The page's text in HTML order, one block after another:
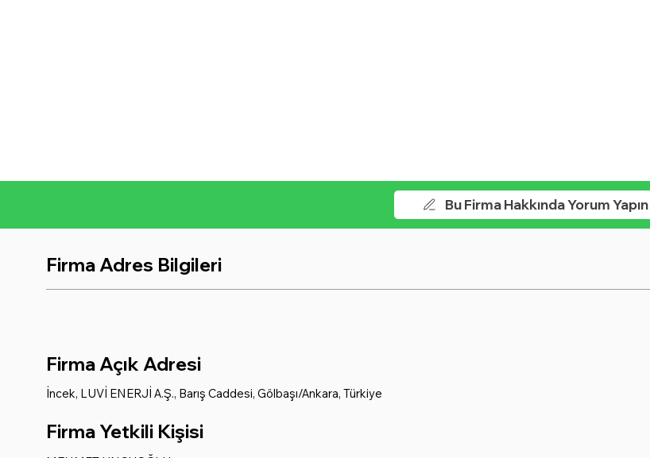
Bu Firma Hakkında Yorum Yapın
Firma Açık Adresi
İncek, LUVİ ENERJİ A.Ş., Barış Caddesi, Gölbaşı/Ankara, Türkiye
Firma Yetkili Kişisi
Firma Adres Bilgileri